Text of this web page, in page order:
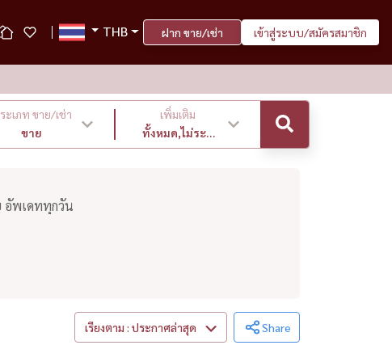
THB ฝาก ขาย/เช่า เข้าสู่ระบบ/สมัครสมาชิก
ะเภท ขาย/เช่า
ขาย
เพิ่มเติม
ทั้งหมด,ไม่ระบุ
,ล่าสุด
อัพเดททุกวัน
เรียงตาม : ประกาศล่าสุด Share